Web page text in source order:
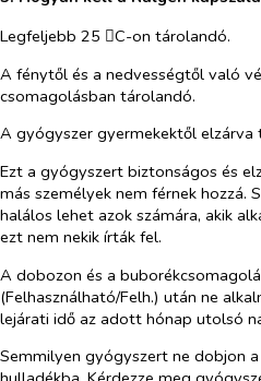
Legfeljebb 25 C-on tárolandó.
A fénytől és a nedvességtől való
csomagolásban tárolandó.
A gyógyszer gyermekektől elzárva
Ezt a gyógyszert biztonságos és
más személyek nem férnek hozzá.
halálos lehet azok számára, akik
ezt nem nekik írták fel.
A dobozon és a
(Felhasználható/Felh.) után ne
lejárati idő az adott hónap utolsó
Semmilyen gyógyszert ne dobjon